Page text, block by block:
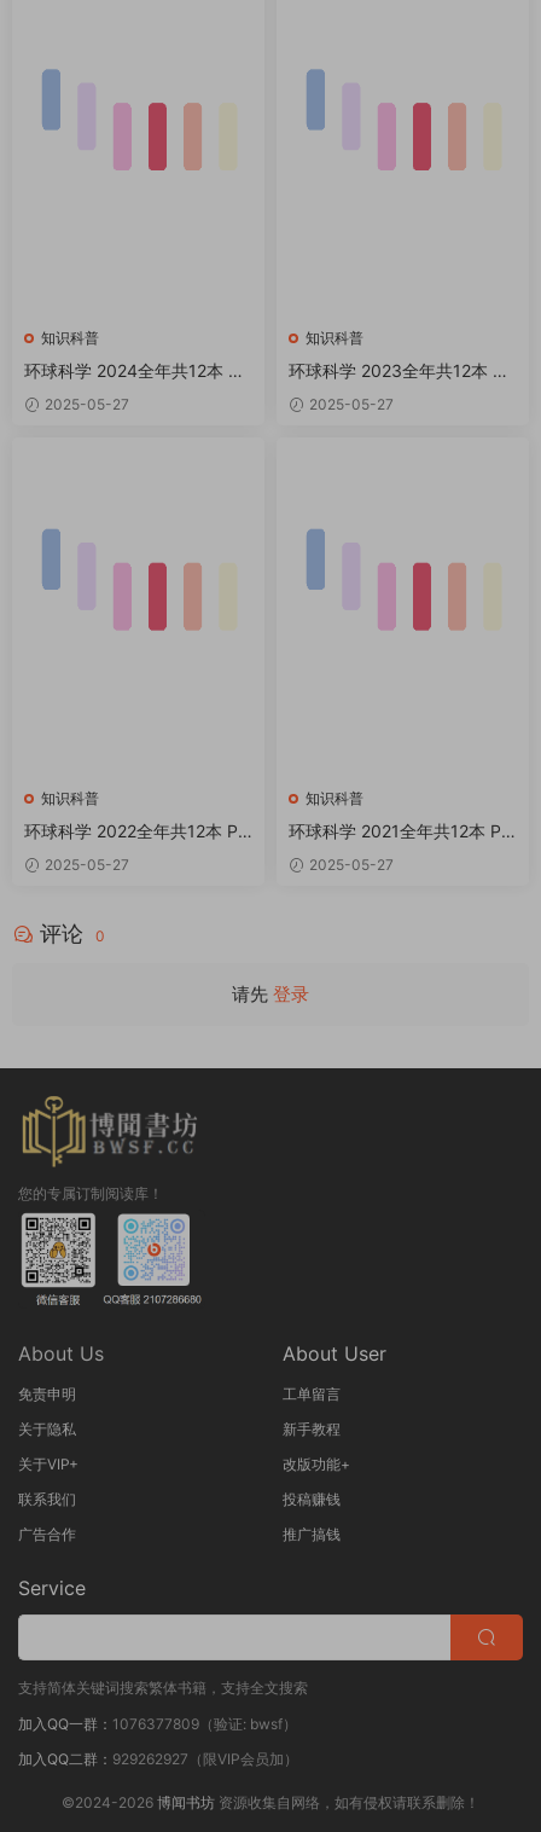
知识科普
环球科学 2024全年共12本 PD
F
2025-05-27
知识科普
环球科学 2023全年共12本 PD
F
2025-05-27
知识科普
环球科学 2022全年共12本 PD
F
2025-05-27
知识科普
环球科学 2021全年共12本 PD
F
2025-05-27
评论 0
请先 登录
您的专属订制阅读库！
About Us
免责申明
关于隐私
关于VIP+
联系我们
广告合作
About User
工单留言
新手教程
改版功能+
投稿赚钱
推广搞钱
Service
支持简体关键词搜索繁体书籍，支持全文搜索
加入QQ一群： 1076377809（验证: bwsf）
加入QQ二群： 929262927（限VIP会员加）
©2024-2026 博闻书坊 资源收集自网络，如有侵权请联系删除！